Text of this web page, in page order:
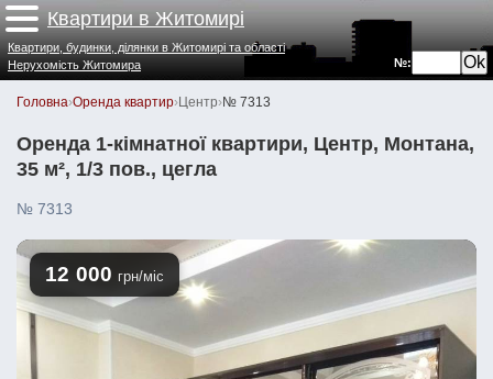
Квартири в Житомирі
№:
Квартири, будинки, ділянки в Житомирі та області
Нерухомість Житомира
Головна›Оренда квартир›Центр›№ 7313
Оренда 1-кімнатної квартири, Центр, Монтана,
35 м², 1/3 пов., цегла
№ 7313
12 000 грн/міс